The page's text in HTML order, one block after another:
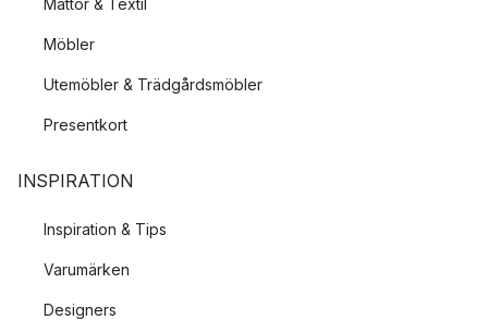
Mattor & Textil
Möbler
Utemöbler & Trädgårdsmöbler
Presentkort
INSPIRATION
Inspiration & Tips
Varumärken
Designers